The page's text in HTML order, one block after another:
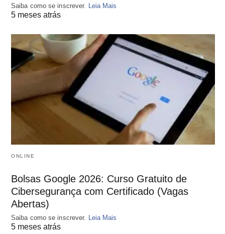
Saiba como se inscrever. Leia Mais
5 meses atrás
ONLINE
Bolsas Google 2026: Curso Gratuito de
Cibersegurança com Certificado (Vagas
Abertas)
Saiba como se inscrever. Leia Mais
5 meses atrás